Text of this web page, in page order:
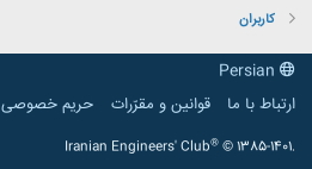
کاربران
ارتباط با ما
قوانین و مقرّرات حریم خصوصی
Iranian Engineers' Club® © 1385-1401.